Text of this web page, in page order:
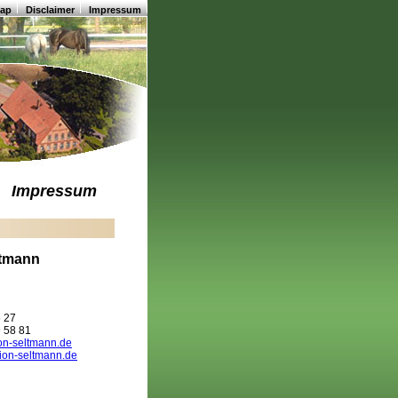
Disclaimer Impressum
Impressum
27
58 81
seltmann.de
seltmann.de